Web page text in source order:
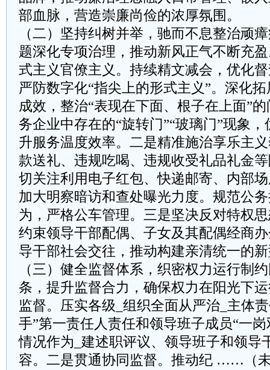
部血脉，营造崇廉尚俭的浓厚氛围。
（二）坚持纠树并举，驰而不息整治顽
题深化专项治理，推动新风正气不断充
式主义官僚主义。持续精文减会，优化
严防数字化“指尖上的形式主义”。深化
成效，整治“表现在下面、根子在上面”
务企业中存在的“旋转门”“玻璃门”现象
升服务温度效率。二是精准施治享乐主
款送礼、违规吃喝、违规收受礼品礼金
切关注利用电子红包、快递邮寄、内部
加大明察暗访和查处曝光力度。规范公
为，严格公车管理。三是坚决反对特权
约束领导干部配偶、子女及其配偶经商
导干部社会交往，推动构建亲清统一的
（三）健全监督体系，织密权力运行制
条，提升监督合力，确保权力在阳光下
监督。压实各级_组织全面从严治_主体
手”第一责任人责任和领导班子成员“一
情况作为_建述职评议、领导班子和领导
容。二是贯通协同监督。推动纪 ……（